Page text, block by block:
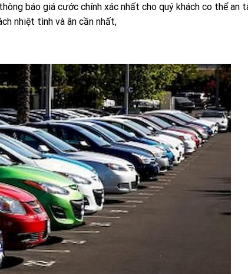
báo giá cước chính xác nhất cho quý khách co thể an
nhiệt tình và ân cần nhất,